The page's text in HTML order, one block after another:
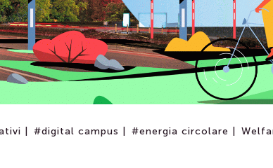
| #digital campus | #energia circolare |